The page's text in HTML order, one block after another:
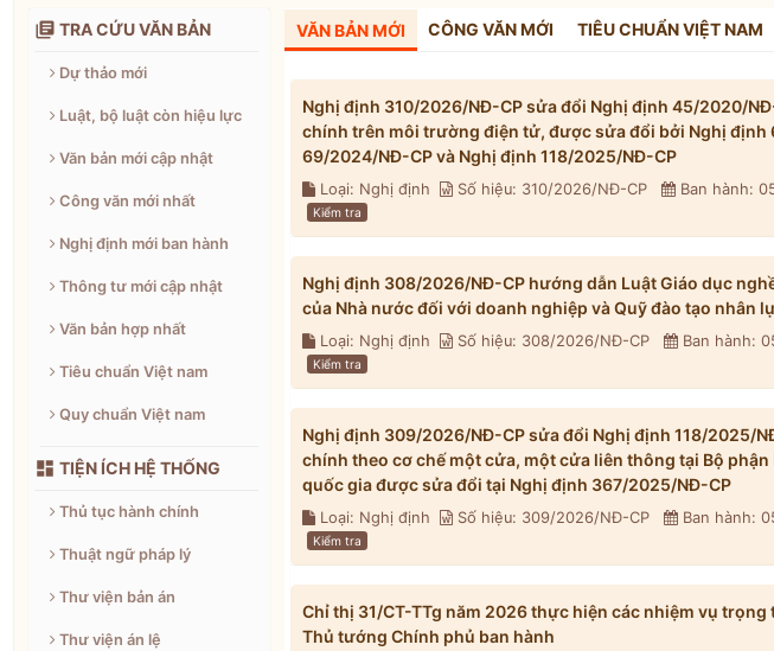
 TRA CỨU VĂN BẢN
Dự thảo mới
Luật, bộ luật còn hiệu lực
Văn bản mới cập nhật
Công văn mới nhất
Nghị định mới ban hành
Thông tư mới cập nhật
Văn bản hợp nhất
Tiêu chuẩn Việt nam
Quy chuẩn Việt nam
 TIỆN ÍCH HỆ THỐNG
Thủ tục hành chính
Thuật ngữ pháp lý
Thư viện bản án
Thư viện án lệ
VĂN BẢN MỚI CÔNG VĂN MỚI TIÊU CHUẨN VIỆT NAM
Nghị định 310/2026/NĐ-CP sửa đổi Nghị định 45/2020/
chính trên môi trường điện tử, được sửa đổi bởi Nghị định
69/2024/NĐ-CP và Nghị định 118/2025/NĐ-CP
Loại: Nghị định Số hiệu: 310/2026/NĐ-CP Ban hành:
Kiểm tra
Nghị định 308/2026/NĐ-CP hướng dẫn Luật Giáo dục
của Nhà nước đối với doanh nghiệp và Quỹ đào tạo nhân
Loại: Nghị định Số hiệu: 308/2026/NĐ-CP Ban hành:
Kiểm tra
Nghị định 309/2026/NĐ-CP sửa đổi Nghị định 118/2025/
chính theo cơ chế một cửa, một cửa liên thông tại Bộ
quốc gia được sửa đổi tại Nghị định 367/2025/NĐ-CP
Loại: Nghị định Số hiệu: 309/2026/NĐ-CP Ban hành:
Kiểm tra
Chỉ thị 31/CT-TTg năm 2026 thực hiện các nhiệm vụ
Thủ tướng Chính phủ ban hành